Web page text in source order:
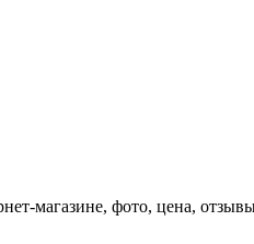
магазине, фото, цена,